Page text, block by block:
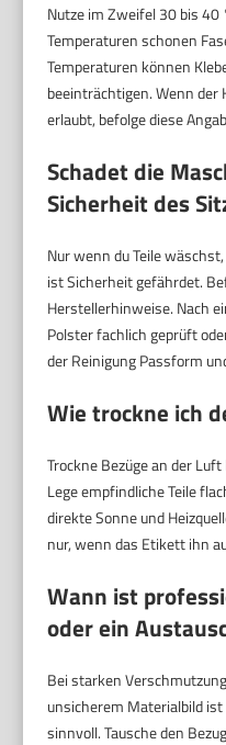
Nutze im Zweifel 30 bis 40
Temperaturen schonen
Temperaturen können
beeinträchtigen. Wenn der
erlaubt, befolge diese
Schadet die
Sicherheit des
Nur wenn du Teile
ist Sicherheit gefährdet.
Herstellerhinweise. Nach
Polster fachlich geprüft
der Reinigung Passform
Wie trockne ich
Trockne Bezüge an der
Lege empfindliche Teile
direkte Sonne und
nur, wenn das Etikett ihn
Wann ist
oder ein
Bei starken
unsicherem Materialbild
sinnvoll. Tausche den